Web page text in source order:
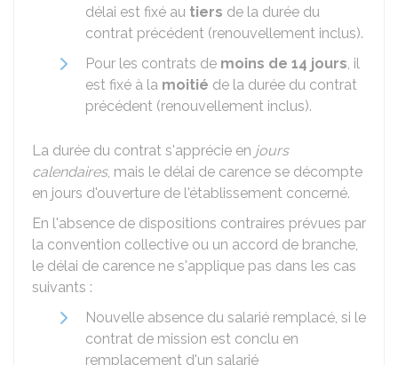
délai est fixé au tiers de la durée du
contrat précédent (renouvellement inclus).
Pour les contrats de moins de 14 jours, il
est fixé à la moitié de la durée du contrat
précédent (renouvellement inclus).
La durée du contrat s'apprécie en jours
calendaires, mais le délai de carence se décompte
en jours d'ouverture de l'établissement concerné.
En l'absence de dispositions contraires prévues par
la convention collective ou un accord de branche,
le délai de carence ne s'applique pas dans les cas
suivants :
Nouvelle absence du salarié remplacé, si le
contrat de mission est conclu en
remplacement d'un salarié